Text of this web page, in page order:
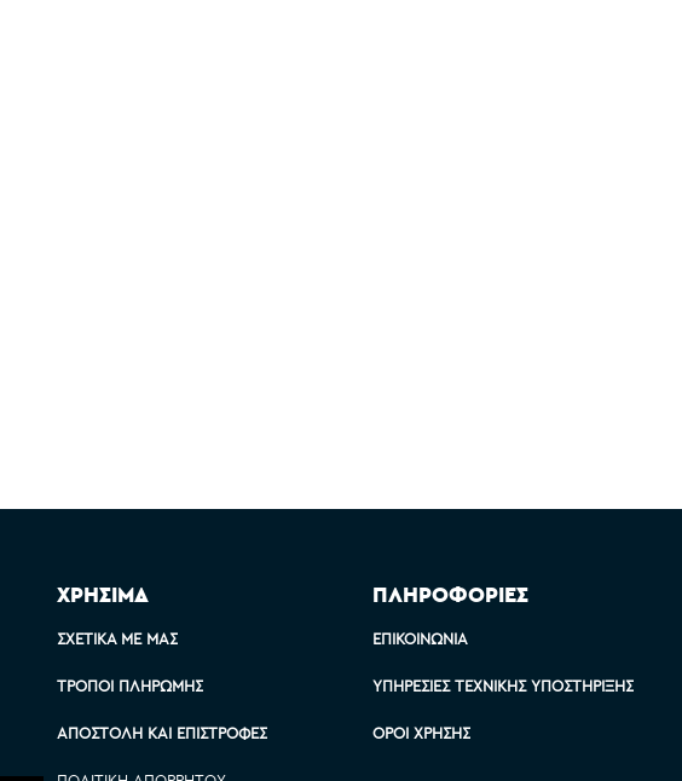
ΧΡΗΣΙΜΑ
ΣΧΕΤΙΚΆ ΜΕ ΜΑΣ
ΤΡΌΠΟΙ ΠΛΗΡΩΜΉΣ
ΑΠΟΣΤΟΛΉ ΚΑΙ ΕΠΙΣΤΡΟΦΈΣ
ΠΛΗΡΟΦΟΡΙΕΣ
ΕΠΙΚΟΙΝΩΝΊΑ
ΥΠΗΡΕΣΊΕΣ ΤΕΧΝΙΚΉΣ ΥΠΟΣΤΉΡΙΞΗΣ
ΌΡΟΙ ΧΡΉΣΗΣ